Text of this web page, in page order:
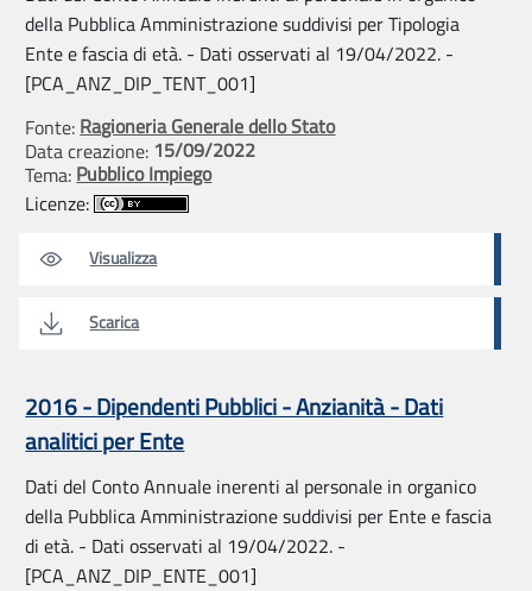
della Pubblica Amministrazione suddivisi per Tipologia
Ente e fascia di età. - Dati osservati al 19/04/2022. -
[PCA_ANZ_DIP_TENT_001]
Fonte: Ragioneria Generale dello Stato
Data creazione: 15/09/2022
Tema: Pubblico Impiego
Licenze:
Visualizza
Scarica
2016 - Dipendenti Pubblici - Anzianità - Dati
analitici per Ente
Dati del Conto Annuale inerenti al personale in organico
della Pubblica Amministrazione suddivisi per Ente e fascia
di età. - Dati osservati al 19/04/2022. -
[PCA_ANZ_DIP_ENTE_001]